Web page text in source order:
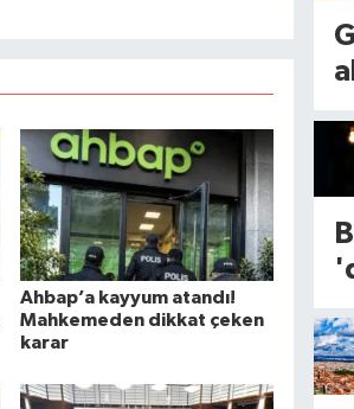
Ahbap’a kayyum atandı!
Mahkemeden dikkat çeken
karar
7
l